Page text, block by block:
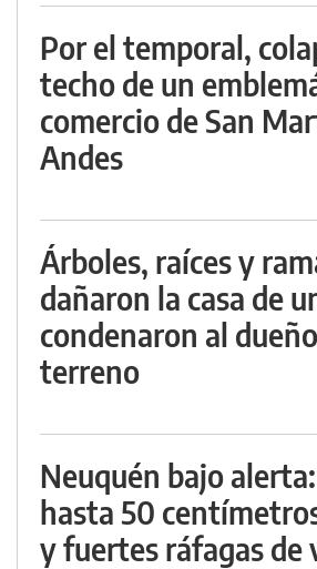
Por el temporal,
techo de un
comercio de San
Andes
Árboles, raíces y
dañaron la casa de
condenaron al
terreno
Neuquén bajo
hasta 50
y fuertes ráfagas de